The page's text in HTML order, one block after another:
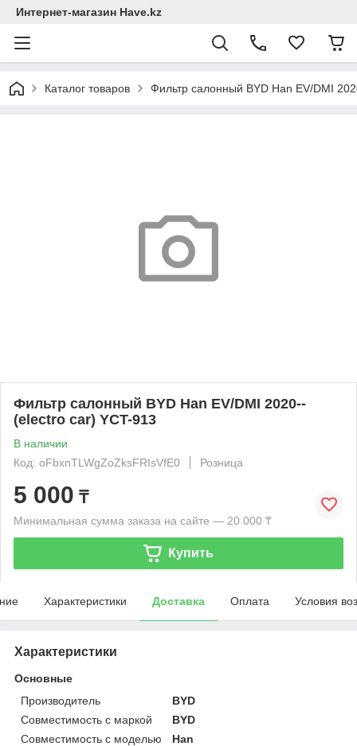
Интернет-магазин Have.kz
Каталог товаров Фильтр салонный BYD Han EV/DMI
Фильтр салонный BYD Han EV/DMI 2020--
(electro car) YCT-913
В наличии
Код: oFbxnTLWgZoZksFRIsVfE0
Розница
5 000 ₸
Минимальная сумма заказа на сайте — 20 000 ₸
Купить
Характеристики Доставка Оплата Условия
Характеристики
Основные
Производитель
BYD
Совместимость с маркой
BYD
Совместимость с моделью
Han